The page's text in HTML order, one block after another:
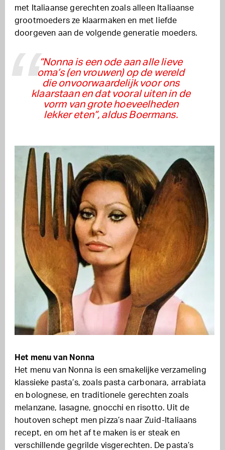
met Italiaanse gerechten zoals alleen Italiaanse
grootmoeders ze klaarmaken en met liefde
doorgeven aan de volgende generatie moeders.
“Nonna is een ode aan alle lieve
oma’s (en vrouwen) op de wereld
die onvoorwaardelijk voor ons
klaarstaan en dat vooral uiten in de
vorm van grote hoeveelheden
lekker eten”, aldus Boermans.
Het menu van Nonna
Het menu van Nonna is een smakelijke verzameling
klassieke pasta’s, zoals pasta carbonara, arrabiata
en bolognese, en traditionele gerechten zoals
melanzane, lasagne, gnocchi en risotto. Uit de
houtoven schept men pizza’s naar Zuid-Italiaans
recept, en om het af te maken is er steak en
verschillende gegrilde visgerechten. De pasta’s